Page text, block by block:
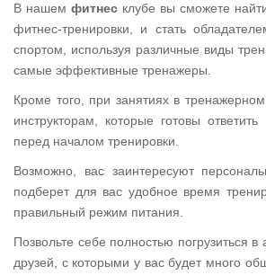
В нашем фитнесклубе вы сможете
фитнес-тренировки, и стать
спортом, используя различные виды
самые эффективные тренажеры.
Кроме того, при занятиях в
инструкторам, которые готовы
перед началом тренировки.
Возможно, вас заинтересуют
подберет для вас удобное время
правильный режим питания.
Позвольте себе полностью погрузиться
друзей, с которыми у вас будет много